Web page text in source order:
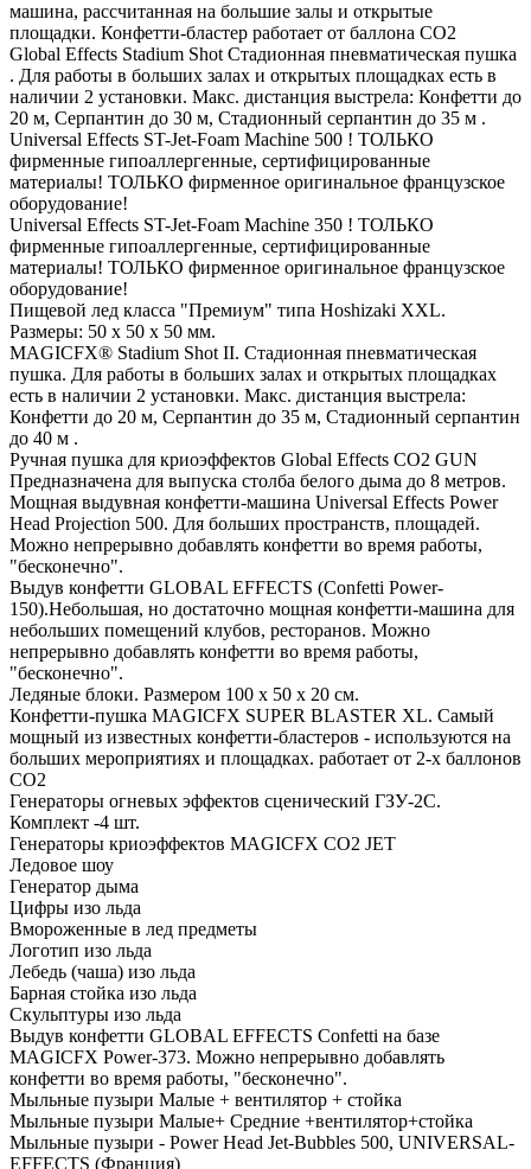
машина, рассчитанная на большие залы и открытые
площадки. Конфетти-бластер работает от баллона СО2
Global Effects Stadium Shot Стадионная пневматическая пушка
. Для работы в больших залах и открытых площадках есть в
наличии 2 установки. Макс. дистанция выстрела: Конфетти до
20 м, Серпантин до 30 м, Стадионный серпантин до 35 м .
Universal Effects ST-Jet-Foam Machine 500 ! ТОЛЬКО
фирменные гипоаллергенные, сертифицированные
материалы! ТОЛЬКО фирменное оригинальное французское
оборудование!
Universal Effects ST-Jet-Foam Machine 350 ! ТОЛЬКО
фирменные гипоаллергенные, сертифицированные
материалы! ТОЛЬКО фирменное оригинальное французское
оборудование!
Пищевой лед класса "Премиум" типа Hoshizaki XXL.
Размеры: 50 х 50 х 50 мм.
MAGICFX® Stadium Shot II. Стадионная пневматическая
пушка. Для работы в больших залах и открытых площадках
есть в наличии 2 установки. Макс. дистанция выстрела:
Конфетти до 20 м, Серпантин до 35 м, Стадионный серпантин
до 40 м .
Ручная пушка для криоэффектов Global Effects CO2 GUN
Предназначена для выпуска столба белого дыма до 8 метров.
Мощная выдувная конфетти-машина Universal Effects Power
Head Projection 500. Для больших пространств, площадей.
Можно непрерывно добавлять конфетти во время работы,
"бесконечно".
Выдув конфетти GLOBAL EFFECTS (Confetti Power-
150).Небольшая, но достаточно мощная конфетти-машина для
небольших помещений клубов, ресторанов. Можно
непрерывно добавлять конфетти во время работы,
"бесконечно".
Ледяные блоки. Размером 100 х 50 х 20 см.
Конфетти-пушка MAGICFX SUPER BLASTER XL. Самый
мощный из известных конфетти-бластеров - используются на
больших мероприятиях и площадках. работает от 2-х баллонов
СО2
Генераторы огневых эффектов сценический ГЗУ-2С.
Комплект -4 шт.
Генераторы криоэффектов MAGICFX CO2 JET
Ледовое шоу
Генератор дыма
Цифры изо льда
Вмороженные в лед предметы
Логотип изо льда
Лебедь (чаша) изо льда
Барная стойка изо льда
Скульптуры изо льда
Выдув конфетти GLOBAL EFFECTS Confetti на базе
MAGICFX Power-373. Можно непрерывно добавлять
конфетти во время работы, "бесконечно".
Мыльные пузыри Малые + вентилятор + стойка
Мыльные пузыри Малые+ Средние +вентилятор+стойка
Мыльные пузыри - Power Head Jet-Bubbles 500, UNIVERSAL-
EFFECTS (Франция)